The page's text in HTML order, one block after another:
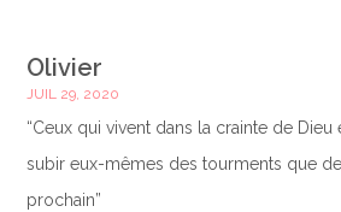
Olivier
JUIL 29, 2020
“Ceux qui vivent dans la crainte de
subir eux-mêmes des tourments que
prochain”